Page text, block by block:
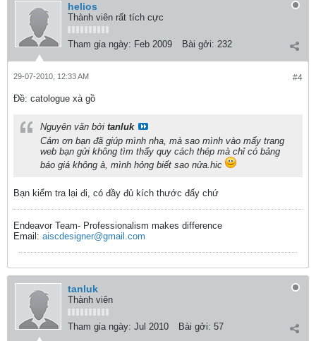
helios
Thành viên rất tích cực
Tham gia ngày: Feb 2009 Bài gởi: 232
#4
29-07-2010, 12:33 AM
Ðề: catologue xà gồ
Nguyên văn bởi tanluk
Cám ơn bạn đã giúp mình nha, mà sao mình vào mấy trang
web bạn gửi không tìm thấy quy cách thép mà chỉ có bảng
báo giá không à, mình hỏng biết sao nửa.hic
Bạn kiểm tra lại đi, có đầy đủ kích thước đấy chứ
Endeavor Team- Professionalism makes difference
Email: aiscdesigner@gmail.com
tanluk
Thành viên
Tham gia ngày: Jul 2010 Bài gởi: 57